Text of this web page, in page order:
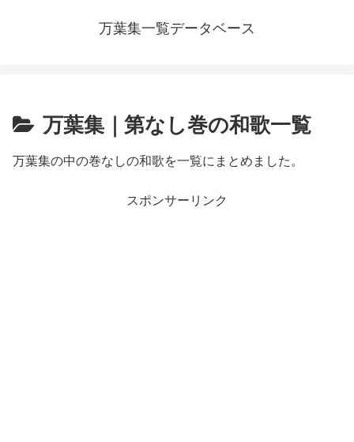
万葉集一覧データベース
万葉集｜第なし巻の和歌一覧
万葉集の中の巻なしの和歌を一覧にまとめました。
スポンサーリンク